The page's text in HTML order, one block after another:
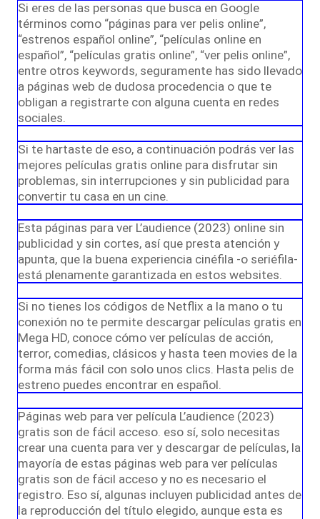
Si eres de las personas que busca en Google
términos como “páginas para ver pelis online”,
“estrenos español online”, “películas online en
español”, “películas gratis online”, “ver pelis online”,
entre otros keywords, seguramente has sido llevado
a páginas web de dudosa procedencia o que te
obligan a registrarte con alguna cuenta en redes
sociales.
Si te hartaste de eso, a continuación podrás ver las
mejores películas gratis online para disfrutar sin
problemas, sin interrupciones y sin publicidad para
convertir tu casa en un cine.
Esta páginas para ver L’audience (2023) online sin
publicidad y sin cortes, así que presta atención y
apunta, que la buena experiencia cinéfila -o seriéfila-
está plenamente garantizada en estos websites.
Si no tienes los códigos de Netflix a la mano o tu
conexión no te permite descargar películas gratis en
Mega HD, conoce cómo ver películas de acción,
terror, comedias, clásicos y hasta teen movies de la
forma más fácil con solo unos clics. Hasta pelis de
estreno puedes encontrar en español.
Páginas web para ver película L’audience (2023)
gratis son de fácil acceso. eso sí, solo necesitas
crear una cuenta para ver y descargar de películas, la
mayoría de estas páginas web para ver películas
gratis son de fácil acceso y no es necesario el
registro. Eso sí, algunas incluyen publicidad antes de
la reproducción del título elegido, aunque esta es